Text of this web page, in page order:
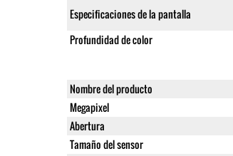
Especificaciones de la pantalla
Profundidad de color
Nombre del producto
Megapixel
Abertura
Tamaño del sensor